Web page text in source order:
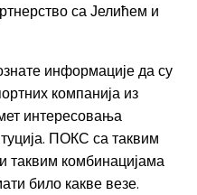
са Јелићем и
информације да су
компанија из
интересовања
ПОКС са таквим
таквим комбинацијама
било какве везе.